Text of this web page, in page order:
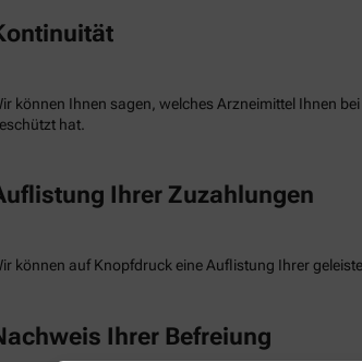
können Ihnen sagen, welches Arzneimittel Ihnen
hat.
Ihrer Zuzahlungen
können auf Knopfdruck eine Auflistung Ihrer
Ihrer Befreiung